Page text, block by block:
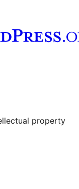
property